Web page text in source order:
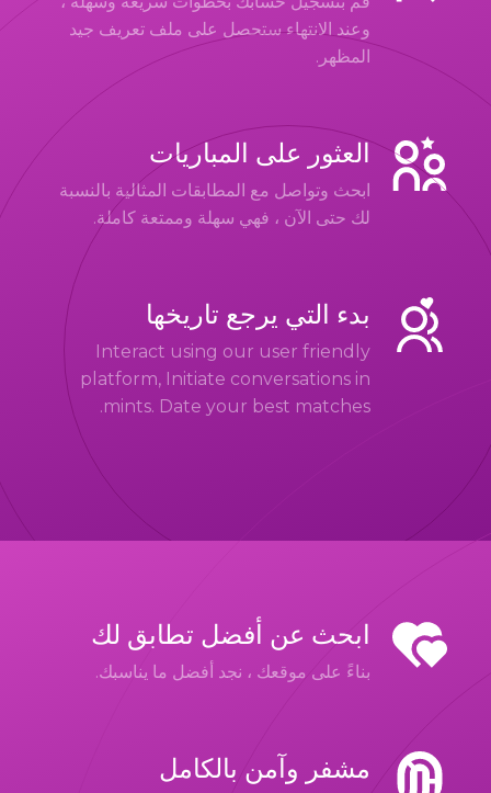
وعند الانتهاء ستحصل على ملف تعريف جيد
المظهر.
العثور على المباريات
ابحث وتواصل مع المطابقات المثالية بالنسبة
لك حتى الآن ، فهي سهلة وممتعة كاملة.
بدء التي يرجع تاريخها
Interact using our user friendly
platform, Initiate conversations in
mints. Date your best matches.
ابحث عن أفضل تطابق لك
بناءً على موقعك ، نجد أفضل ما يناسبك.
مشفر وآمن بالكامل